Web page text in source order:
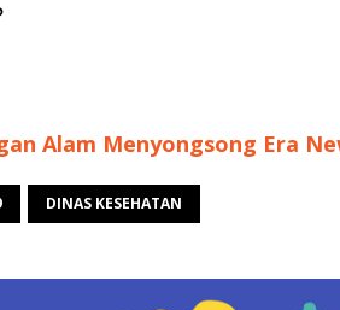
Alam Menyongsong Era
DINAS KESEHATAN